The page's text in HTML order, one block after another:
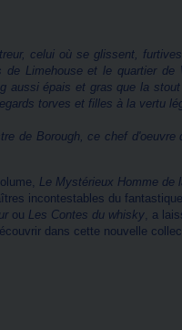
celui où se glissent,
de Limehouse et le quartier de
épais et gras que la
torves et filles à la vertu
de Borough, ce chef d'oeuvre
Le Mystérieux Homme de
incontestables du
ou Les Contes du whisky, a
dans cette nouvelle